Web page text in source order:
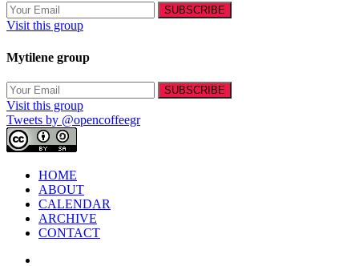
Visit this group
Mytilene group
Visit this group
Tweets by @opencoffeegr
HOME
ABOUT
CALENDAR
ARCHIVE
CONTACT